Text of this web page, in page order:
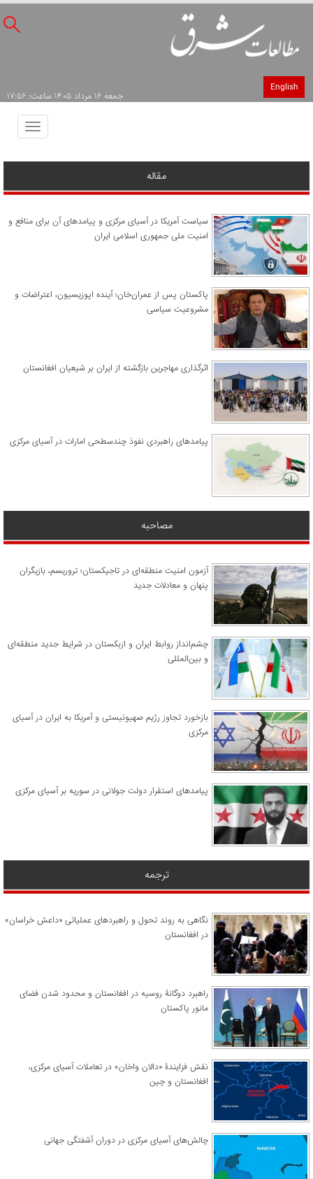
English
جمعه ۱۶ مرداد ۱۴۰۵ ساعت: ۱۷:۵۶
Toggle
مقاله
سیاست آمریکا در آسیای مرکزی و پیامدهای آن برای منافع و
امنیت ملی جمهوری اسلامی ایران
پاکستان پس از عمران‌خان؛ آینده اپوزیسیون، اعتراضات و
مشروعیت سیاسی
اثرگذاری مهاجرین بازگشته از ایران بر شیعیان افغانستان
پیامدهای راهبردی نفوذ چندسطحی امارات در آسیای مرکزی
مصاحبه
آزمون امنیت منطقه‌ای در تاجیکستان؛ تروریسم، بازیگران
پنهان و معادلات جدید
چشم‌انداز روابط ایران و ازبکستان در شرایط جدید منطقه‌ای
و بین‌المللی
​بازخورد تجاوز رژیم صهیونیستی و آمریکا به ایران در آسیای
مرکزی
پیامدهای استقرار دولت جولانی در سوریه بر آسیای مرکزی
ترجمه
نگاهی به روند تحول و راهبردهای عملیاتی «داعش خراسان»
در افغانستان
راهبرد دوگانۀ روسیه در افغانستان و محدود شدن فضای
مانور پاکستان
نقش فزایندۀ «دالان واخان» در تعاملات آسیای مرکزی،
افغانستان و چین
چالش‌های آسیای مرکزی در دوران آشفتگی جهانی